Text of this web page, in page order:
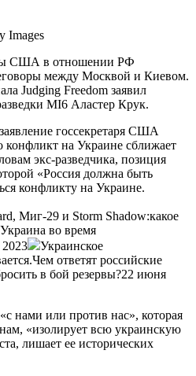
Images
США в отношении РФ
между Москвой и Киевом.
Judging Freedom заявил
MI6 Аластер Крук.
госсекретаря США
на Украине сближает
экс-разведчика, позиция
«Россия должна быть
конфликту на Украине.
Миг-29 и Storm Shadow:какое
во время
Украинское
ответят российские
в бой резервы?22 июня
нами или против нас», которая
«изолирует всю украинскую
лишает ее исторических